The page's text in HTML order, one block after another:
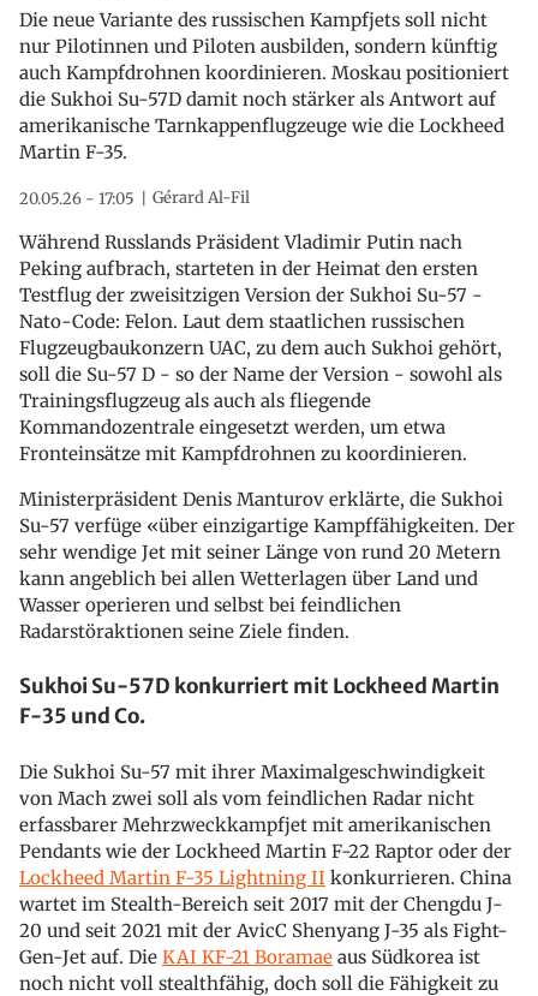
Die neue Variante des russischen Kampfjets soll nicht
nur Pilotinnen und Piloten ausbilden, sondern künftig
auch Kampfdrohnen koordinieren. Moskau positioniert
die Sukhoi Su-57D damit noch stärker als Antwort auf
amerikanische Tarnkappenflugzeuge wie die Lockheed
Martin F-35.
20.05.26 - 17:05 Gérard Al-Fil
Während Russlands Präsident Vladimir Putin nach
Peking aufbrach, starteten in der Heimat den ersten
Testflug der zweisitzigen Version der Sukhoi Su-57 -
Nato-Code: Felon. Laut dem staatlichen russischen
Flugzeugbaukonzern UAC, zu dem auch Sukhoi gehört,
soll die Su-57 D - so der Name der Version - sowohl als
Trainingsflugzeug als auch als fliegende
Kommandozentrale eingesetzt werden, um etwa
Fronteinsätze mit Kampfdrohnen zu koordinieren.
Ministerpräsident Denis Manturov erklärte, die Sukhoi
Su-57 verfüge «über einzigartige Kampffähigkeiten. Der
sehr wendige Jet mit seiner Länge von rund 20 Metern
kann angeblich bei allen Wetterlagen über Land und
Wasser operieren und selbst bei feindlichen
Radarstöraktionen seine Ziele finden.
Sukhoi Su-57D konkurriert mit Lockheed Martin
F-35 und Co.
Die Sukhoi Su-57 mit ihrer Maximalgeschwindigkeit
von Mach zwei soll als vom feindlichen Radar nicht
erfassbarer Mehrzweckkampfjet mit amerikanischen
Pendants wie der Lockheed Martin F-22 Raptor oder der
Lockheed Martin F-35 Lightning II konkurrieren. China
wartet im Stealth-Bereich seit 2017 mit der Chengdu J-
20 und seit 2021 mit der AvicC Shenyang J-35 als Fight-
Gen-Jet auf. Die KAI KF-21 Boramae aus Südkorea ist
noch nicht voll stealthfähig, doch soll die Fähigkeit zu